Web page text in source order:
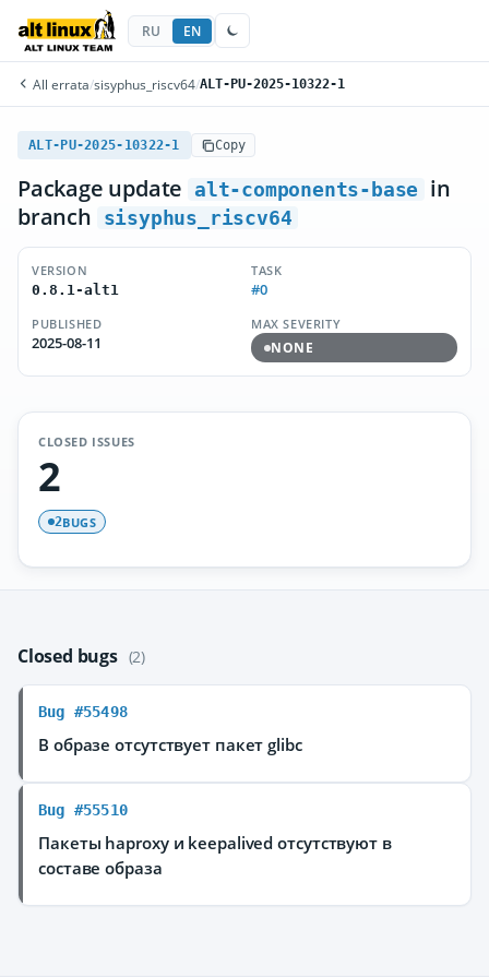
RU EN
All errata/sisyphus_riscv64/ALT-PU-2025-10322-1
ALT-PU-2025-10322-1 Copy
Package update alt-components-base
in
branch
sisyphus_riscv64
VERSION
0.8.1-alt1
TASK
#0
PUBLISHED
2025-08-11
MAX SEVERITY
NONE
CLOSED ISSUES
2
2BUGS
Closed bugs (2)
Bug #55498
В образе отсутствует пакет glibc
Bug #55510
Пакеты haproxy и keepalived отсутствуют в
составе образа